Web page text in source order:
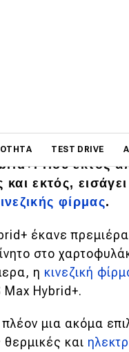
TEST DRIVE
την γκάμα του
Που εκτός
εκτός,
φίρμας.
έκανε πρεμιέρα
στο
η κινεζική
Max Hybrid+.
μια ακόμα
και